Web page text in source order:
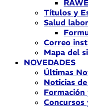
Títulos y
Salud
Correo
Mapa del
NOVEDADES
Últimas
Noticias
Formación
Concursos